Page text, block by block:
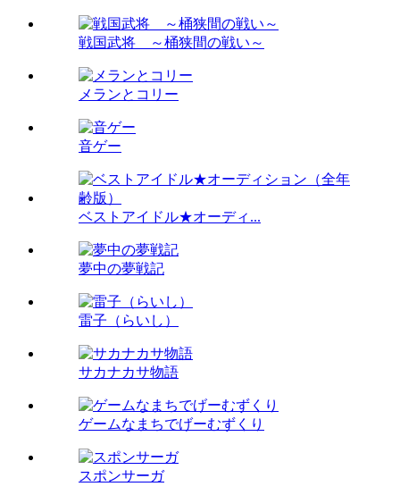
戦国武将 ～桶狭間の戦い～
メランとコリー
音ゲー
ベストアイドル★オーディ...
夢中の夢戦記
雷子（らいし）
サカナカサ物語
ゲームなまちでげーむずくり
スポンサーガ